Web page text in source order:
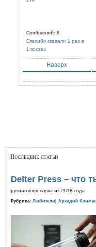
Сообщений: 8
Спасибо сказали 1 раз в
1 постах
Наверх
Последние статьи
Delter Press – что
ручная кофеварка из 2018 года
Рубрика: Любители Аркадий